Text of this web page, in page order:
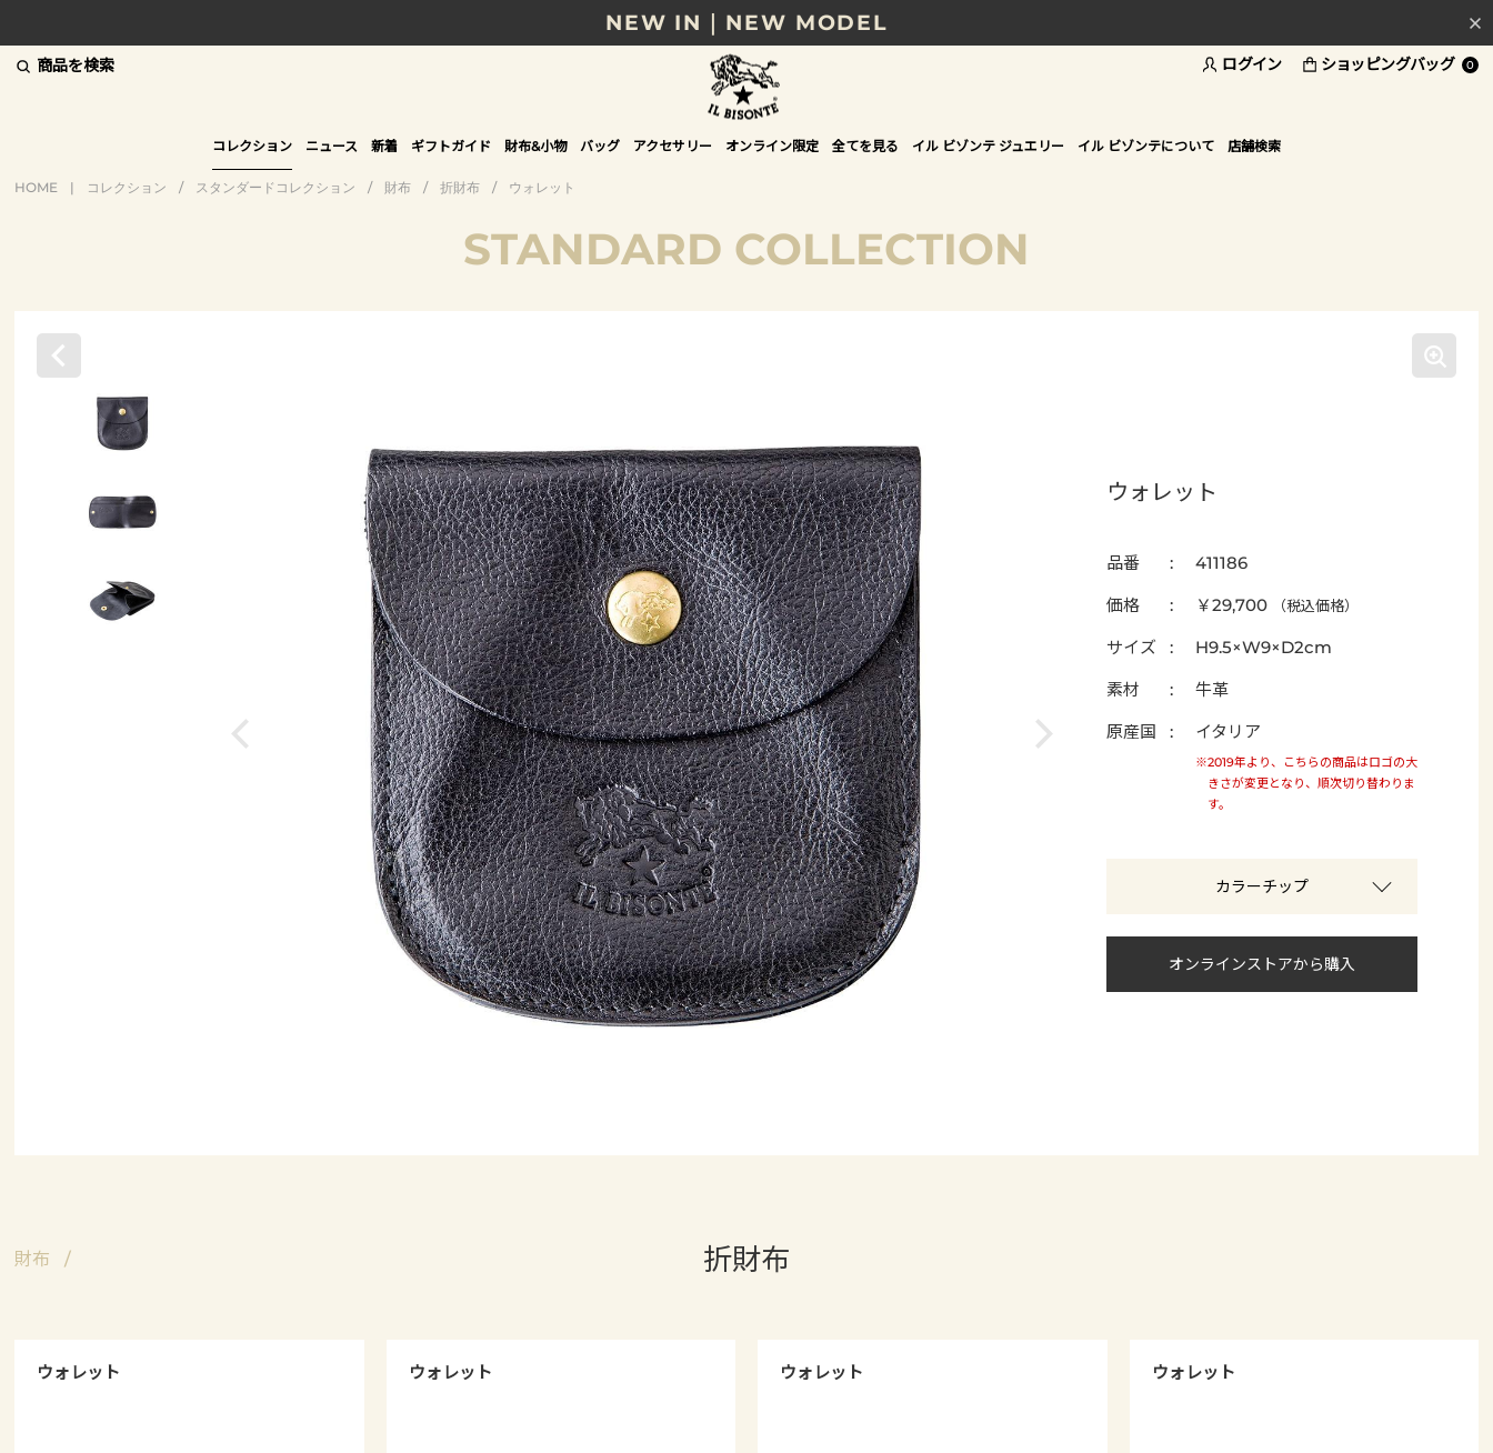
NEW IN｜NEW MODEL
8/17(月)10時まで｜税込11,000円以上で送料無料
贈る相手やシーンから選べる、新しいギフトガイド
NEW IN｜COLOR LEATHER
商品を検索 ログイン ショッピングバッグ 0
コレクション ニュース 新着 ギフトガイド 財布&小物 バッグ アクセサリー オンライン限定 全てを見る イル ビゾンテ ジュエリー イル ビゾンテについて 店舗検索
HOME | コレクション / スタンダードコレクション / 財布 / 折財布 / ウォレット
STANDARD COLLECTION
ウォレット
品番
411186
価格
￥29,700 （税込価格）
サイズ
H9.5×W9×D2cm
素材
牛革
原産国
イタリア
※2019年より、こちらの商品はロゴの大
きさが変更となり、順次切り替わりま
す。
カラーチップ
オンラインストアから購入
財布 折財布
ウォレット ウォレット ウォレット ウォレット